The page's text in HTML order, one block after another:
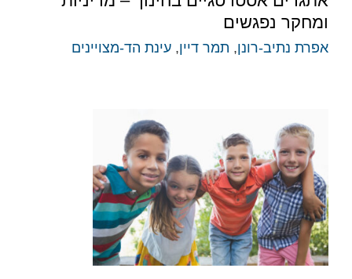
ומחקר נפגשים
אפרת נתיב-רונן, תמר דיין, עינת הד-מצויינים